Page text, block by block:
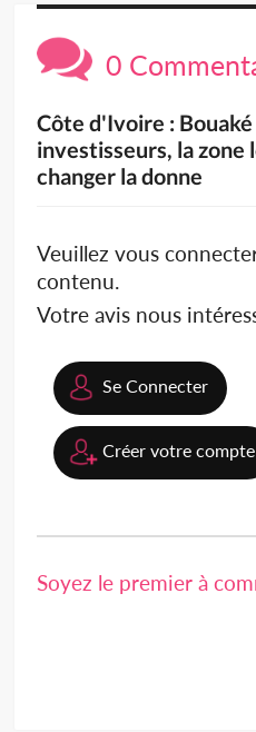
0
Côte d'Ivoire :
investisseurs, la zone
changer la donne
Veuillez vous
contenu.
Votre avis nous
Se Connecter
Créer votre compte
Soyez le premier à